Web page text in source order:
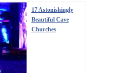
17 Astonishingly
Beautiful Cave
Churches